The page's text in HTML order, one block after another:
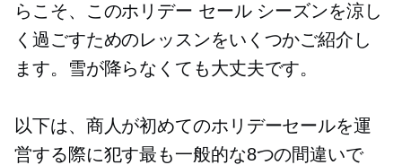
らこそ、このホリデー セール シーズンを涼し
く過ごすためのレッスンをいくつかご紹介し
ます。雪が降らなくても大丈夫です。
以下は、商人が初めてのホリデーセールを運
営する際に犯す最も一般的な8つの間違いで